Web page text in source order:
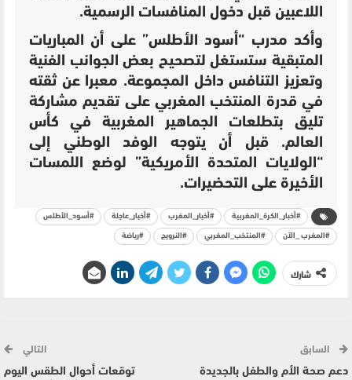
اللاعبين قبل دخول المنافسات الرسمية.
وأكد مدرب “أسود الأطلس” على أن المباريات
المتبقية ستستغل لتصحيح بعض الجوانب الفنية
وتعزيز التنافس داخل المجموعة. معبرا عن ثقته
في قدرة المنتخب المغربي على تقديم مشاركة
تليق بتطلعات الجماهير المغربية في كأس
العالم. قبل أن يتوجه الوفد الوطني إلى
“الولايات المتحدة الأمريكية” لوضع اللمسات
الأخيرة على التحضيرات.
#أخبار_الكرة_المغربية #أخبار_المغرب #أخبار_عاجلة #أسود_الأطلس
#المغرب _الآن #المنتخب_المغربي #النرويج #رياضة
شارك
السابق
دعم صحة الأم والطفل بالجديدة
التالي
توقعات أحوال الطقس اليوم